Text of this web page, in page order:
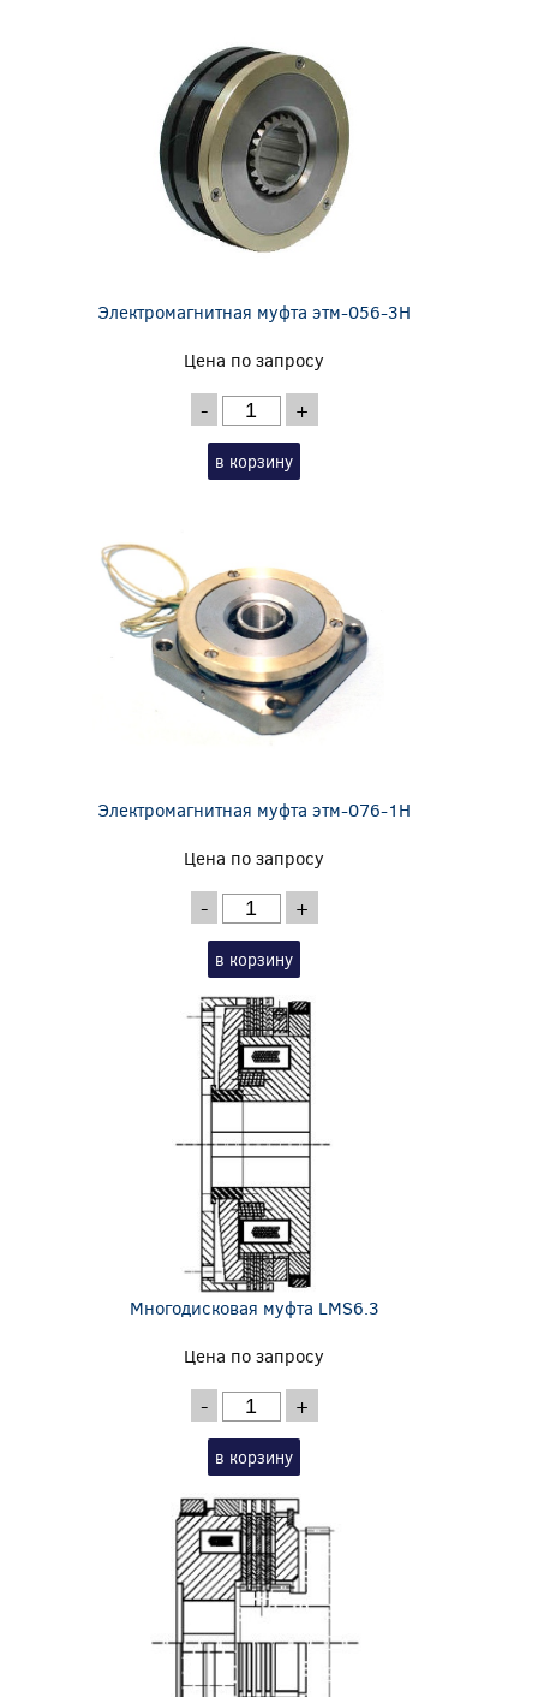
Электромагнитная муфта этм-056-3Н
Цена по запросу
- +
в корзину
Электромагнитная муфта этм-076-1Н
Цена по запросу
- +
в корзину
Многодисковая муфта LMS6.3
Цена по запросу
- +
в корзину